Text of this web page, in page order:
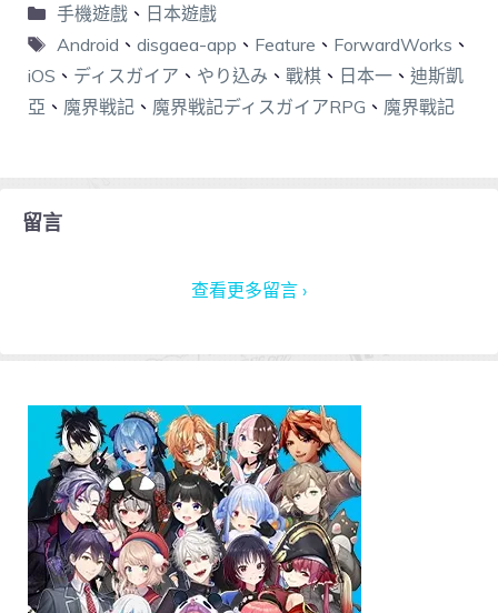
手機遊戲、 日本遊戲
Android 、 disgaea-app 、 Feature 、 ForwardWorks 、
iOS 、 ディスガイア 、 やり込み 、 戰棋 、 日本一 、 迪斯凱
亞 、 魔界戦記 、 魔界戦記ディスガイアRPG 、 魔界戰記
留言
查看更多留言 ›